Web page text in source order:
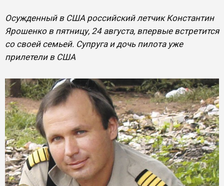
Осужденный в США российский летчик Константин
Ярошенко в пятницу, 24 августа, впервые встретится
со своей семьей. Супруга и дочь пилота уже
прилетели в США